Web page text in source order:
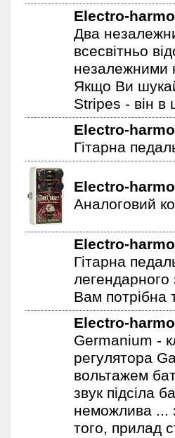
Electro-
Два
всесвітньо
незалежними
Якщо Ви
Stripes - він в
Electro-
Гітарна
Electro-
Аналоговий
Electro-
Гітарна
Вам потрібна
Electro-
Germanium -
регулятора
вольтажем
звук підсіла
неможлива ...
того, прилад